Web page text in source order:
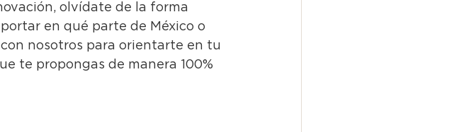
olvídate de la forma
en qué parte de México o
nosotros para orientarte en tu
te propongas de manera 100%